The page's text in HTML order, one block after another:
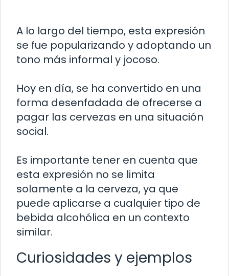
A lo largo del tiempo, esta expresión
se fue popularizando y adoptando un
tono más informal y jocoso.
Hoy en día, se ha convertido en una
forma desenfadada de ofrecerse a
pagar las cervezas en una situación
social.
Es importante tener en cuenta que
esta expresión no se limita
solamente a la cerveza, ya que
puede aplicarse a cualquier tipo de
bebida alcohólica en un contexto
similar.
Curiosidades y ejemplos